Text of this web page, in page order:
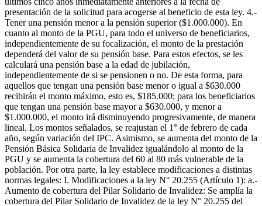
presentación de la solicitud para acogerse al beneficio de esta ley. 4.-
Tener una pensión menor a la pensión superior ($1.000.000). En
cuanto al monto de la PGU, para todo el universo de beneficiarios,
independientemente de su focalización, el monto de la prestación
dependerá del valor de su pensión base. Para estos efectos, se les
calculará una pensión base a la edad de jubilación,
independientemente de si se pensionen o no. De esta forma, para
aquellos que tengan una pensión base menor o igual a $630.000
recibirán el monto máximo, esto es, $185.000; para los beneficiarios
que tengan una pensión base mayor a $630.000, y menor a
$1.000.000, el monto irá disminuyendo progresivamente, de manera
lineal. Los montos señalados, se reajustan el 1° de febrero de cada
año, según variación del IPC. Asimismo, se aumenta del monto de la
Pensión Básica Solidaria de Invalidez igualándolo al monto de la
PGU y se aumenta la cobertura del 60 al 80 más vulnerable de la
población. Por otra parte, la ley establece modificaciones a distintas
normas legales: I. Modificaciones a la ley N° 20.255 (Artículo 1): a.-
Aumento de cobertura del Pilar Solidario de Invalidez: Se amplía la
cobertura del Pilar Solidario de Invalidez de la ley N° 20.255 del